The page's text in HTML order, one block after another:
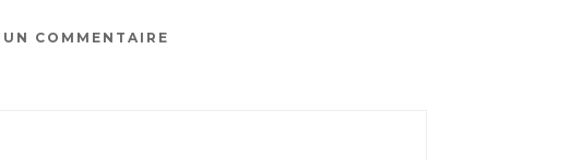
UN COMMENTAIRE